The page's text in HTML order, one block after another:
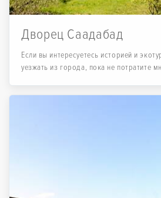
Дворец Саадабад
Если вы интересуетесь историей и
уезжать из города, пока не потратите